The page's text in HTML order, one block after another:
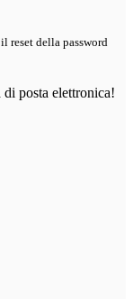
reset della password
posta elettronica!